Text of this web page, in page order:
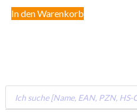
In den Warenkorb
Products
search